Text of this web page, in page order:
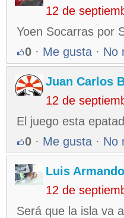
12 de
Yoen Socarras por
0 · Me gusta · No
Juan Carlos
12 de
El juego esta
0 · Me gusta · No
Luis
12 de
Será que la isla va